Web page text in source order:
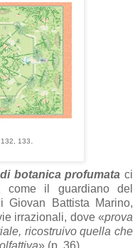
133.
botanica profumata ci
come il guardiano del
Battista Marino,
irrazionali, dove «prova
ricostruivo quella che